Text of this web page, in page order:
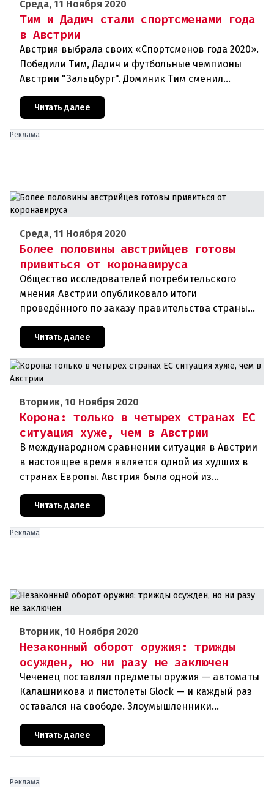
Среда, 11 Ноября 2020
Тим и Дадич стали спортсменами года
в Австрии
Австрия выбрала своих «Спортсменов года 2020».
Победили Тим, Дадич и футбольные чемпионы
Австрии "Зальцбург". Доминик Тим сменил
постоянного победителя Марселя Хиршера в
ранге Спортсмена года. На выбо
Читать далее
Реклама
Среда, 11 Ноября 2020
Более половины австрийцев готовы
привиться от коронавируса
Общество исследователей потребительского
мнения Австрии опубликовало итоги
проведённого по заказу правительства страны
соцопроса. В соответствии с ним около 54
процентов граждан республики хотят добро
Читать далее
Вторник, 10 Ноября 2020
Корона: только в четырех странах ЕС
ситуация хуже, чем в Австрии
В международном сравнении ситуация в Австрии
в настоящее время является одной из худших в
странах Европы. Австрия была одной из
образцовых стран во время первой волны
короны, но сейчас сильно отстает
Читать далее
Реклама
Вторник, 10 Ноября 2020
Незаконный оборот оружия: трижды
осужден, но ни разу не заключен
Чеченец поставлял предметы оружия — автоматы
Калашникова и пистолеты Glock — и каждый раз
оставался на свободе. Злоумышленники
используют незаконный оборот оружия в своих
террористических планах. Куйт
Читать далее
Реклама